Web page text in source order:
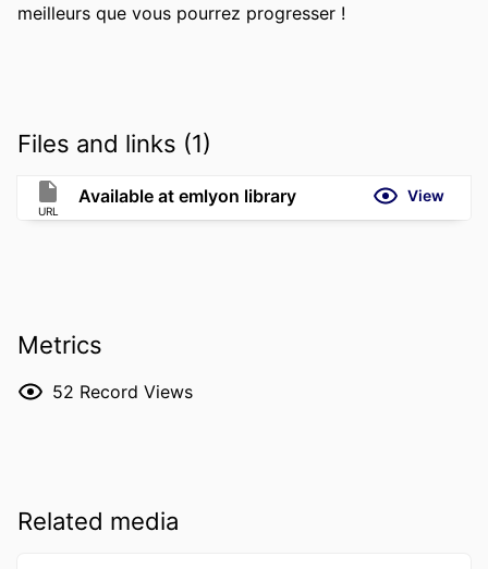
meilleurs que vous pourrez progresser !
Files and links (1)
URL
Available at emlyon library View
Metrics
52 Record Views
Related media